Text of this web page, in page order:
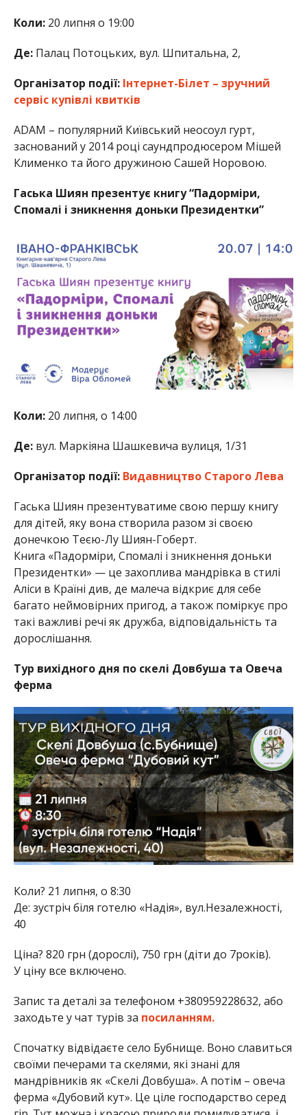
Коли:20 липня о 19:00
Де:Палац Потоцьких, вул. Шпитальна, 2,
Організатор події: Інтернет-Білет – зручний
сервіс купівлі квитків
ADAM – популярний Київський неосоул гурт,
заснований у 2014 році саундпродюсером Мішей
Клименко та його дружиною Сашей Норовою.
Гаська Шиян презентує книгу “Падорміри,
Спомалі і зникнення доньки Президентки”
Коли:20 липня, о 14:00
Де:вул. Маркіяна Шашкевича вулиця, 1/31
Організатор події: Видавництво Старого Лева
Гаська Шиян презентуватиме свою першу книгу
для дітей, яку вона створила разом зі своєю
донечкою Теєю-Лу Шиян-Гоберт.
Книга «Падорміри, Спомалі і зникнення доньки
Президентки» — це захоплива мандрівка в стилі
Аліси в Країні див, де малеча відкриє для себе
багато неймовірних пригод, а також поміркує про
такі важливі речі як дружба, відповідальність та
дорослішання.
Тур вихідного дня по скелі Довбуша та Овеча
ферма
Коли? 21 липня, о 8:30
Де: зустріч біля готелю «Надія», вул.Незалежності,
40
Ціна? 820 грн (дорослі), 750 грн (діти до 7років).
У ціну все включено.
Запис та деталі за телефоном +380959228632, або
заходьте у чат турів за посиланням.
Спочатку відвідаєте село Бубнище. Воно славиться
своїми печерами та скелями, які знані для
мандрівників як «Скелі Довбуша». А потім – овеча
ферма «Дубовий кут». Це ціле господарство серед